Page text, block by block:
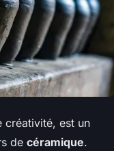
créativité, est un
de céramique.